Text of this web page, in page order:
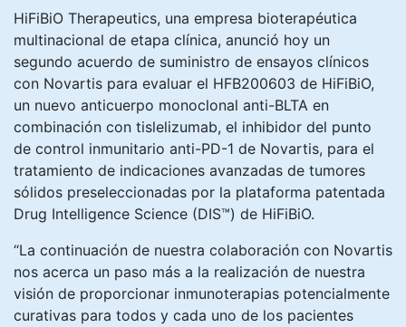
HiFiBiO Therapeutics, una empresa bioterapéutica
multinacional de etapa clínica, anunció hoy un
segundo acuerdo de suministro de ensayos clínicos
con Novartis para evaluar el HFB200603 de HiFiBiO,
un nuevo anticuerpo monoclonal anti-BLTA en
combinación con tislelizumab, el inhibidor del punto
de control inmunitario anti-PD-1 de Novartis, para el
tratamiento de indicaciones avanzadas de tumores
sólidos preseleccionadas por la plataforma patentada
Drug Intelligence Science (DIS™) de HiFiBiO.
“La continuación de nuestra colaboración con Novartis
nos acerca un paso más a la realización de nuestra
visión de proporcionar inmunoterapias potencialmente
curativas para todos y cada uno de los pacientes